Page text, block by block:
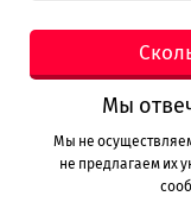
Мы
Мы не
не предлагаем их